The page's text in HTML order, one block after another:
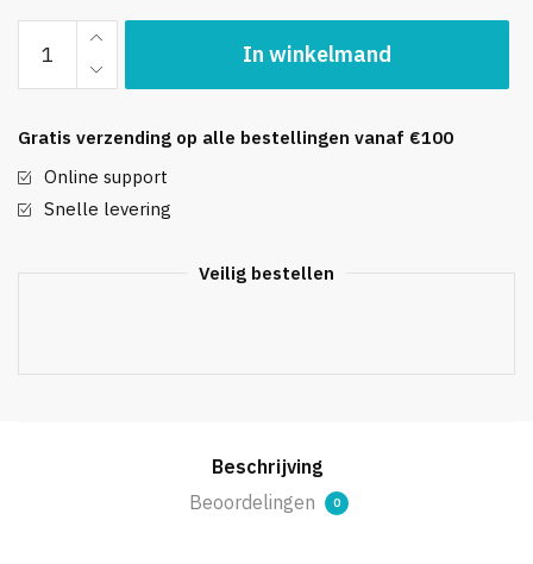
DoorProtect
Plus
aantal
In winkelmand
Gratis verzending op alle bestellingen vanaf €100
Online support
Snelle levering
Veilig bestellen
Beschrijving
Beoordelingen
0